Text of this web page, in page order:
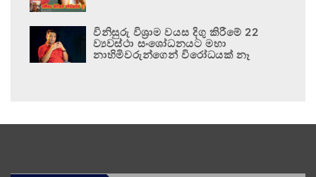
විනිසුරු විශ්‍රාම වයස දිගු කිරීමේ 22
ව්‍යවස්ථා සංශෝධනයට මහා
නාහිමිවරුන්ගෙන් විරෝධයක් නෑ